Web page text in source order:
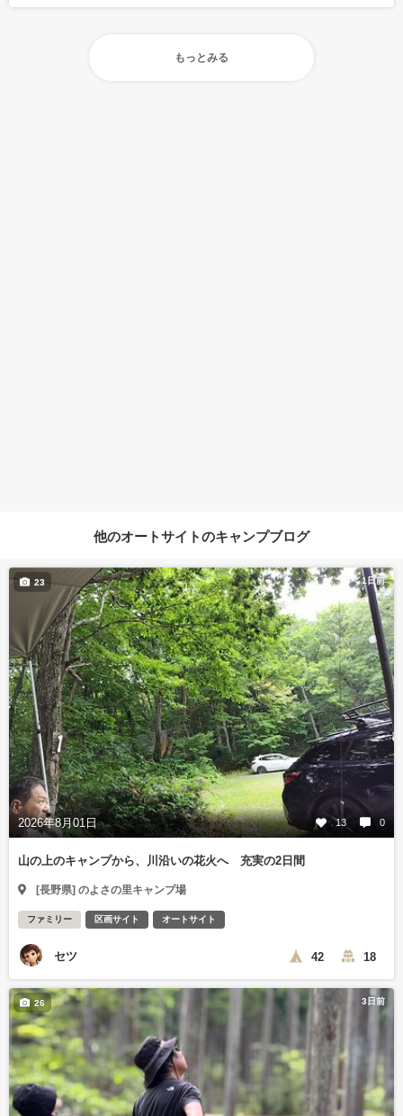
もっとみる
他のオートサイトのキャンプブログ
1日前
2026年8月01日 13 0
23
山の上のキャンプから、川沿いの花火へ 充実の2日間
[長野県] のよさの里キャンプ場
ファミリー 区画サイト オートサイト
セツ 42 18
3日前
26